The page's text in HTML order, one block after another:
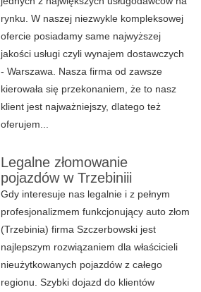
rynku. W naszej niezwykle kompleksowej
ofercie posiadamy same najwyższej
jakości usługi czyli wynajem dostawczych
- Warszawa. Nasza firma od zawsze
kierowała się przekonaniem, że to nasz
klient jest najważniejszy, dlatego też
oferujem...
Legalne złomowanie
pojazdów w Trzebiniii
Gdy interesuje nas legalnie i z pełnym
profesjonalizmem funkcjonujący auto złom
(Trzebinia) firma Szczerbowski jest
najlepszym rozwiązaniem dla właścicieli
nieużytkowanych pojazdów z całego
regionu. Szybki dojazd do klientów